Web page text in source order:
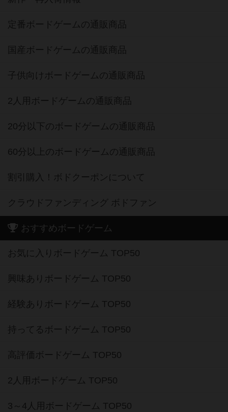
定番ボードゲームの通販商品
国産ボードゲームの通販商品
子供向けボードゲームの通販商品
2人用ボードゲームの通販商品
20分以下のボードゲームの通販商品
60分以上のボードゲームの通販商品
割引購入！ボドクーポンについて
クラウドファンディング ボドファン
おすすめボードゲーム
お気に入りボードゲーム TOP50
興味ありボードゲーム TOP50
経験ありボードゲーム TOP50
持ってるボードゲーム TOP50
高評価ボードゲーム TOP50
2人用ボードゲーム TOP50
3～4人用ボードゲーム TOP50